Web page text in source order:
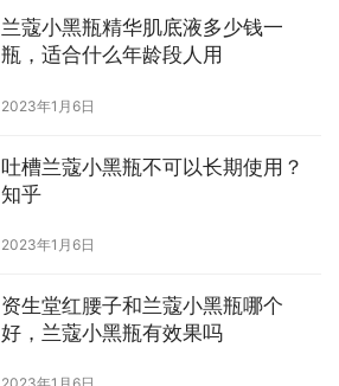
兰蔻小黑瓶精华肌底液多少钱一
瓶，适合什么年龄段人用
2023年1月6日
吐槽兰蔻小黑瓶不可以长期使用？
知乎
2023年1月6日
资生堂红腰子和兰蔻小黑瓶哪个
好，兰蔻小黑瓶有效果吗